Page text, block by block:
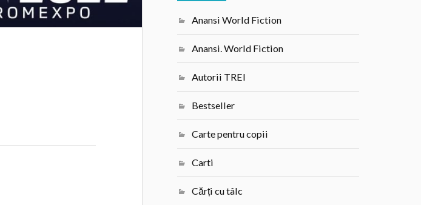
Anansi World Fiction
Anansi. World Fiction
Autorii TREI
Bestseller
Carte pentru copii
Carti
Cărți cu tâlc